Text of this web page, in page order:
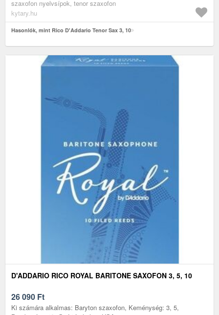
szaxofon nyelvsípok, tenor szaxofon
kytary.hu
Hasonlók, mint Rico D'Addario Tenor Sax 3, 10
D'ADDARIO RICO ROYAL BARITONE SAXOFON 3, 5, 10
26 090 Ft
Ki számára alkalmas: Baryton szaxofon, Keménység: 3, 5,